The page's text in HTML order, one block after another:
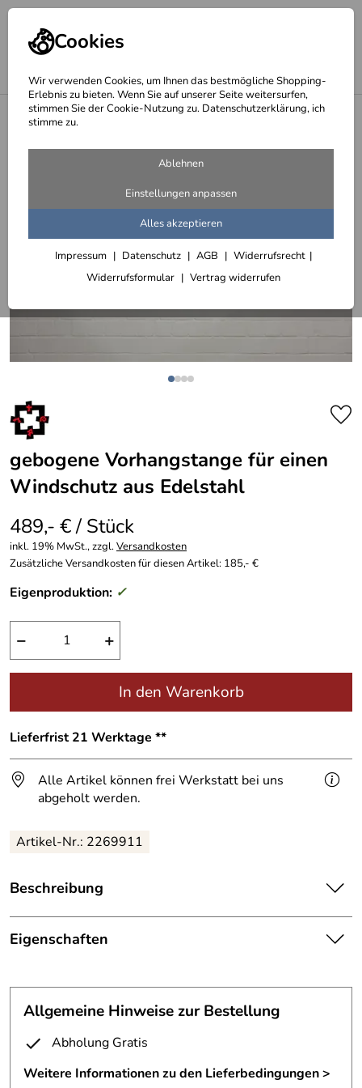
Cookies
Wir verwenden Cookies, um Ihnen das bestmögliche Shopping-
Erlebnis zu bieten. Wenn Sie auf unserer Seite weitersurfen,
stimmen Sie der Cookie-Nutzung zu. Datenschutzerklärung, ich
stimme zu.
Ablehnen
Einstellungen anpassen
Alles akzeptieren
Impressum Datenschutz AGB
Widerrufsrecht
Widerrufsformular
Vertrag widerrufen
gebogene Vorhangstange für einen Windfang
gebogene Vorhangstange für einen
Windschutz aus Edelstahl
489,- € / Stück
inkl. 19% MwSt., zzgl.Versandkosten
Zusätzliche Versandkosten für diesen Artikel: 185,- €
Eigenproduktion: ✓
− +
In den Warenkorb
Lieferfrist 21 Werktage **
Alle Artikel können frei Werkstatt bei uns
abgeholt werden.
Artikel-Nr.: 2269911
Beschreibung
Gebogene Vorhangstange für einen Windschutz Vorhang
aus Edelstahl.
Edelstahlrohr.
Radius 841 mm
Tiefe 1100 mm
Rohr Durchmesser 33,7 mm,
Eigenschaften
Material:
Edelstahl 33,7mm
Tiefe:
1100 mm
Oberfläche:
geschliffen, Korn 240
Allgemeine Hinweise zur Bestellung
Abholung Gratis
Weitere Informationen zu den Lieferbedingungen >